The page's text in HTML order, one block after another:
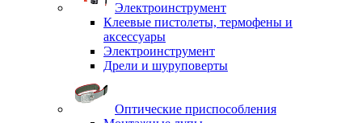
Электроинструмент
Клеевые пистолеты, термофены и
аксессуары
Электроинструмент
Дрели и шуруповерты
Оптические приспособления